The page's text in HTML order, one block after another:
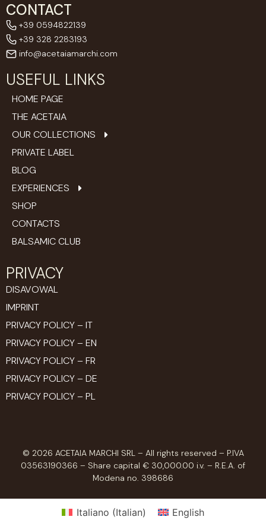
CONTACT
+39 0594822139
+39 328 2283193
info@acetaiamarchi.com
USEFUL LINKS
HOME PAGE
THE ACETAIA
OUR COLLECTIONS
PRIVATE LABEL
BLOG
EXPERIENCES
SHOP
CONTACTS
BALSAMIC CLUB
PRIVACY
DISAVOWAL
IMPRINT
PRIVACY POLICY – IT
PRIVACY POLICY – EN
PRIVACY POLICY – FR
PRIVACY POLICY – DE
PRIVACY POLICY – PL
© 2026 ACETAIA MARCHI SRL – All rights reserved – P.IVA
03563190366 – Share capital € 30,000.00 i.v. – R.E.A. of
Modena no. 398686
Italiano (Italian) English